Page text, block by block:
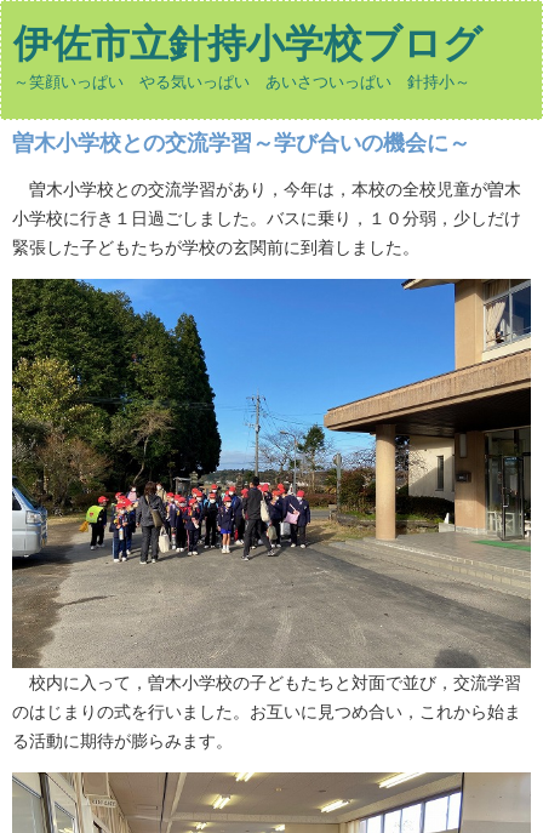
伊佐市立針持小学校ブログ
～笑顔いっぱい やる気いっぱい あいさついっぱい 針持小～
曽木小学校との交流学習～学び合いの機会に～
曽木小学校との交流学習があり，今年は，本校の全校児童が曽木
小学校に行き１日過ごしました。バスに乗り，１０分弱，少しだけ
緊張した子どもたちが学校の玄関前に到着しました。
校内に入って，曽木小学校の子どもたちと対面で並び，交流学習
のはじまりの式を行いました。お互いに見つめ合い，これから始ま
る活動に期待が膨らみます。